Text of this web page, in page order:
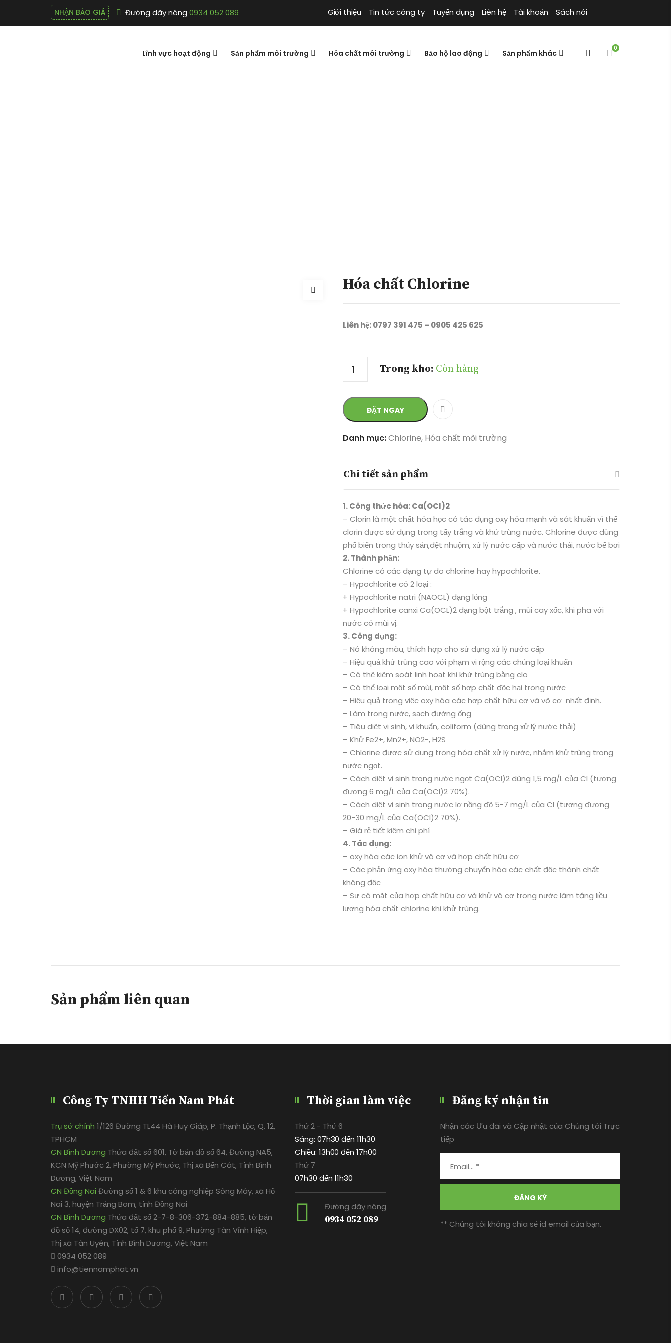
Lĩnh vực hoạt động Sản phẩm môi trường Hóa chất môi trường Bảo hộ lao động Sản phẩm khác
0
NHẬN BÁO GIÁ Đường dây nóng 0934 052 089 Giới thiệu Tin tức công ty Tuyển dụng Liên hệ Tài khoản Sách nói
Hóa chất Chlorine
Liên hệ: 0797 391 475 – 0905 425 625
Trong kho: Còn hàng
ĐẶT NGAY
Danh mục:Chlorine, Hóa chất môi trường
Chi tiết sản phẩm
1. Công thức hóa: Ca(OCl)2
– Clorin là một chất hóa học có tác dụng oxy hóa mạnh và sát khuẩn vì thế
clorin được sử dụng trong tẩy trắng và khử trùng nước. Chlorine được dùng
phổ biến trong thủy sản,dệt nhuộm, xử lý nước cấp và nước thải, nước bể bơi
2. Thành phần:
Chlorine có các dạng tự do chlorine hay hypochlorite.
– Hypochlorite có 2 loại :
+ Hypochlorite natri (NAOCL) dạng lỏng
+ Hypochlorite canxi Ca(OCL)2 dạng bột trắng , mùi cay xốc, khi pha với
nước có mùi vị.
3. Công dụng:
– Nó không màu, thích hợp cho sử dụng xử lý nước cấp
– Hiệu quả khử trùng cao với phạm vi rộng các chủng loại khuẩn
– Có thể kiểm soát linh hoạt khi khử trùng bằng clo
– Có thể loại một số mùi, một số hợp chất độc hại trong nước
– Hiệu quả trong việc oxy hóa các hợp chất hữu cơ và vô cơ nhất định.
– Làm trong nước, sạch đường ống
– Tiêu diệt vi sinh, vi khuẩn, coliform (dùng trong xử lý nước thải)
– Khử Fe2+, Mn2+, NO2-, H2S
– Chlorine được sử dụng trong hóa chất xử lý nước, nhằm khử trùng trong
nước ngọt.
– Cách diệt vi sinh trong nước ngọt Ca(OCl)2 dùng 1,5 mg/L của Cl (tương
đương 6 mg/L của Ca(OCl)2 70%).
– Cách diệt vi sinh trong nước lợ nồng độ 5-7 mg/L của Cl (tương đương
20-30 mg/L của Ca(OCl)2 70%).
– Giá rẻ tiết kiệm chi phí
4. Tác dụng:
– oxy hóa các ion khử vô cơ và hợp chất hữu cơ
– Các phản ứng oxy hóa thường chuyển hóa các chất độc thành chất
không độc
– Sự có mặt của hợp chất hữu cơ và khử vô cơ trong nước làm tăng liều
lượng hóa chất chlorine khi khử trùng.
Sản phẩm liên quan
Công Ty TNHH Tiến Nam Phát
Trụ sở chính 1/126 Đường TL44 Hà Huy Giáp, P. Thạnh Lộc, Q. 12,
TPHCM
CN Bình Dương Thửa đất số 601, Tờ bản đồ số 64, Đường NA5,
KCN Mỹ Phước 2, Phường Mỹ Phước, Thị xã Bến Cát, Tỉnh Bình
Dương, Việt Nam
CN Đồng Nai Đường số 1 & 6 khu công nghiệp Sông Mây, xã Hố
Nai 3, huyện Trảng Bom, tỉnh Đồng Nai
CN Bình Dương Thửa đất số 2-7-8-306-372-884-885, tờ bản
đồ số 14, đường DX02, tổ 7, khu phố 9, Phường Tân Vĩnh Hiệp,
Thị xã Tân Uyên, Tỉnh Bình Dương, Việt Nam
0934 052 089
info@tiennamphat.vn
Thời gian làm việc
Thứ 2 - Thứ 6
Sáng: 07h30 đến 11h30
Chiều: 13h00 đến 17h00
Thứ 7
07h30 đến 11h30
Đường dây nóng
0934 052 089
Đăng ký nhận tin
Nhận các Ưu đãi và Cập nhật của Chúng tôi Trực
tiếp
ĐĂNG KÝ
** Chúng tôi không chia sẻ id email của bạn.